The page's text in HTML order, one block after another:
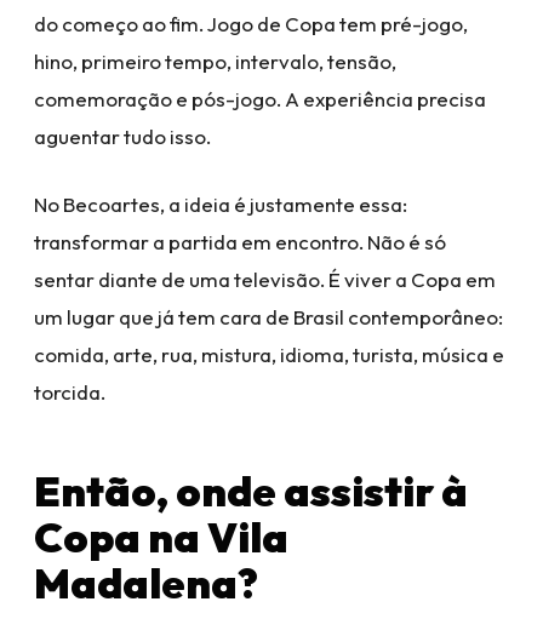
do começo ao fim. Jogo de Copa tem pré-jogo,
hino, primeiro tempo, intervalo, tensão,
comemoração e pós-jogo. A experiência precisa
aguentar tudo isso.
No Becoartes, a ideia é justamente essa:
transformar a partida em encontro. Não é só
sentar diante de uma televisão. É viver a Copa em
um lugar que já tem cara de Brasil contemporâneo:
comida, arte, rua, mistura, idioma, turista, música e
torcida.
Então, onde assistir à
Copa na Vila
Madalena?